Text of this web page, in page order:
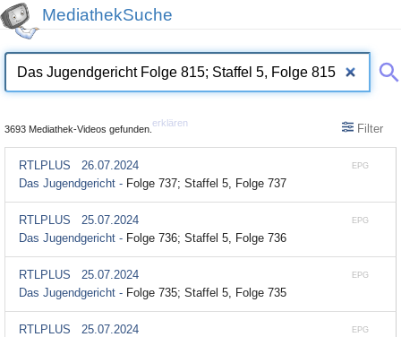
MediathekSuche
3693 Mediathek-Videos gefunden.
erklären Filter
EPG
RTLPLUS
26.07.2024
Das Jugendgericht - Folge 737; Staffel 5, Folge 737
EPG
RTLPLUS
25.07.2024
Das Jugendgericht - Folge 736; Staffel 5, Folge 736
EPG
RTLPLUS
25.07.2024
Das Jugendgericht - Folge 735; Staffel 5, Folge 735
EPG
RTLPLUS
25.07.2024